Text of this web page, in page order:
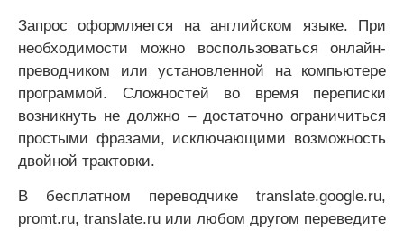
Запрос оформляется на английском языке. При
необходимости можно воспользоваться онлайн-
преводчиком или установленной на компьютере
программой. Сложностей во время переписки
возникнуть не должно – достаточно ограничиться
простыми фразами, исключающими возможность
двойной трактовки.
В бесплатном переводчике translate.google.ru,
promt.ru, translate.ru или любом другом переведите